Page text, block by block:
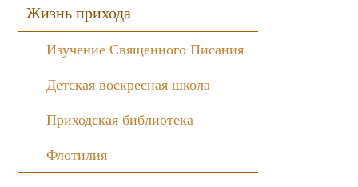
Жизнь прихода
Изучение Священного Писания
Детская воскресная школа
Приходская библиотека
Флотилия